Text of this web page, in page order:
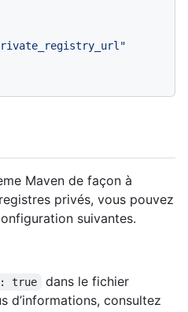
Maven de façon à
privés, vous pouvez
suivantes.
true dans le fichier
d’informations, consultez